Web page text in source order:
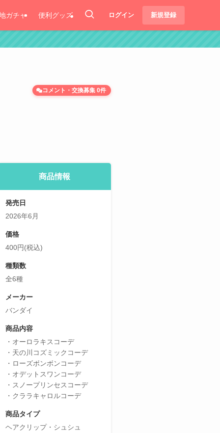
ガチャ 便利グッズ ログイン 新規登録
コメント・交換募集 0件
商品情報
発売日
2026年6月
価格
400円(税込)
種類数
全6種
メーカー
バンダイ
商品内容
・オーロラキスコーデ
・天の川コズミックコーデ
・ローズボンボンコーデ
・オデットスワンコーデ
・スノープリンセスコーデ
・クララキャロルコーデ
商品タイプ
ヘアクリップ・シュシュ